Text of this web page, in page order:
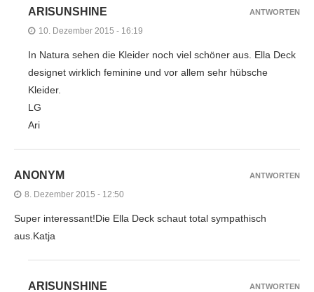
ARISUNSHINE
10. Dezember 2015 - 16:19
In Natura sehen die Kleider noch viel schöner aus. Ella Deck
designet wirklich feminine und vor allem sehr hübsche
Kleider.
LG
Ari
ANTWORTEN
ANONYM
8. Dezember 2015 - 12:50
Super interessant!Die Ella Deck schaut total sympathisch
aus.Katja
ANTWORTEN
ARISUNSHINE ANTWORTEN